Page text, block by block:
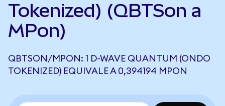
Tokenized) (QBTSon a
MPon)
QBTSON/MPON: 1 D-WAVE QUANTUM (ONDO
TOKENIZED) EQUIVALE A 0,394194 MPON